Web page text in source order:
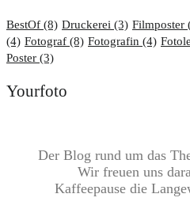
BestOf (8) Druckerei (3) Filmposter
(4) Fotograf (8) Fotografin (4)
Poster (3)
Yourfoto
Der Blog rund um das
Wir freuen uns
Kaffeepause die